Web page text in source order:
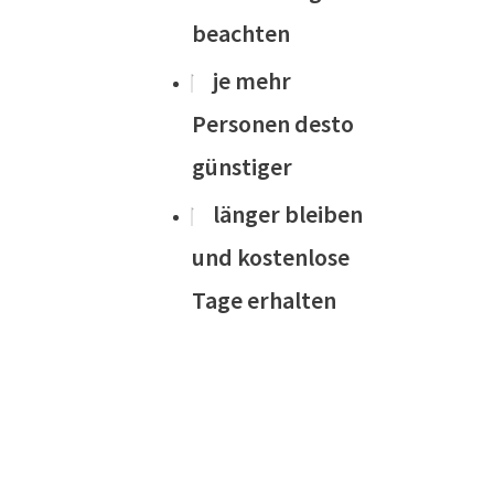
beachten
je mehr
Personen desto
günstiger
länger bleiben
und kostenlose
Tage erhalten